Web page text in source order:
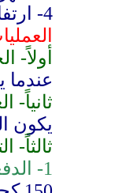
4-
أولاً-
عندما يصل طول
ثانياً-
يكون
ثالثاً-
1- الدفعة الأولى